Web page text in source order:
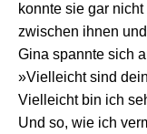
konnte sie gar
zwischen ihnen
Gina spannte sich
»Vielleicht sind
Vielleicht bin ich
Und so, wie ich